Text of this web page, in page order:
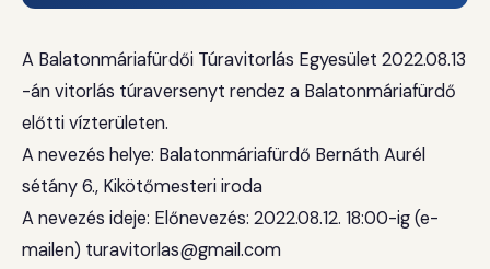
A Balatonmáriafürdői Túravitorlás Egyesület 2022.08.13
-án vitorlás túraversenyt rendez a Balatonmáriafürdő
előtti vízterületen.
A nevezés helye: Balatonmáriafürdő Bernáth Aurél
sétány 6., Kikötőmesteri iroda
A nevezés ideje: Előnevezés: 2022.08.12. 18:00-ig (e-
mailen) turavitorlas@gmail.com